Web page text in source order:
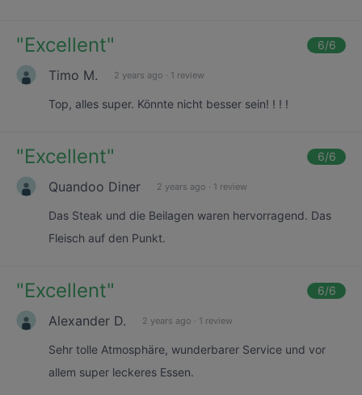
"Excellent" 6/6
Timo M. 2 years ago · 1 review
Top, alles super. Könnte nicht besser sein! ! ! !
"Excellent" 6/6
Quandoo Diner 2 years ago · 1 review
Das Steak und die Beilagen waren hervorragend. Das
Fleisch auf den Punkt.
"Excellent" 6/6
Alexander D. 2 years ago · 1 review
Sehr tolle Atmosphäre, wunderbarer Service und vor
allem super leckeres Essen.